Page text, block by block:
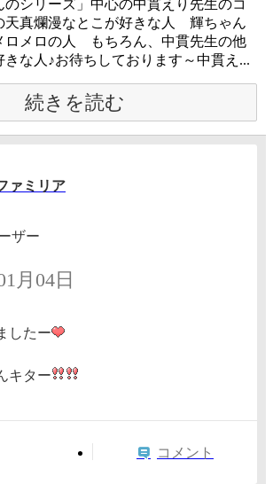
のシリーズ」中心の中貫えり先生のコ
天真爛漫なとこが好きな人 輝ちゃん
ロメロの人 もちろん、中貫先生の他
な人♪お待ちしております～中貫え...
続きを読む
ァミリア
ザー
月04日
したー
キター
コメント